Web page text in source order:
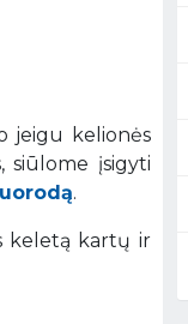
jeigu kelionės
siūlome įsigyti
.
keletą kartų ir